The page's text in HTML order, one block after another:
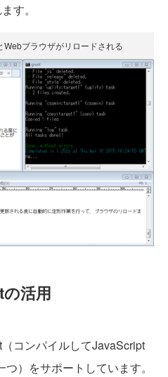
す。
ブラウザがリロードされる
活用
コンパイルしてJavaScript
）をサポートしています。